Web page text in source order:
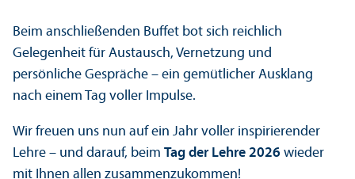
Beim anschließenden Buffet bot sich reichlich
Gelegenheit für Austausch, Vernetzung und
persönliche Gespräche – ein gemütlicher Ausklang
nach einem Tag voller Impulse.
Wir freuen uns nun auf ein Jahr voller inspirierender
Lehre – und darauf, beim Tag der Lehre 2026 wieder
mit Ihnen allen zusammenzukommen!